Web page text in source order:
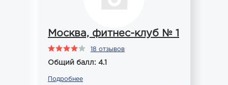
Москва, фитнес-клуб № 1
18 отзывов
Общий балл: 4.1
Подробнее